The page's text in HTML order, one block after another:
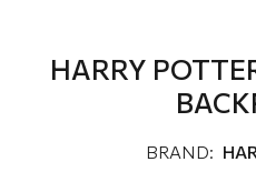
HARRY
BRAND: